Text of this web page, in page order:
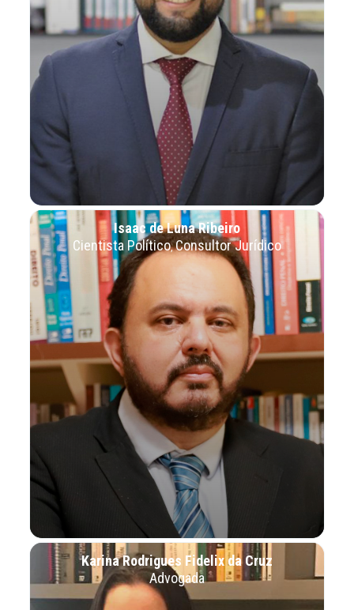
Isaac de Luna Ribeiro
Cientista Político,Consultor Jurídico
Karina Rodrigues Fidelix da Cruz
Advogada